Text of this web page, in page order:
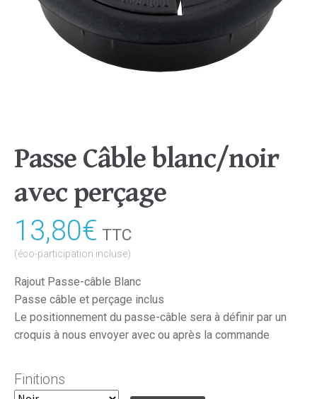
Passe Câble blanc/noir
avec perçage
13,80€ TTC
(éco-participation incluse)
Rajout Passe-câble Blanc
Passe câble et perçage inclus
Le positionnement du passe-câble sera à définir par un
croquis à nous envoyer avec ou après la commande
Finitions